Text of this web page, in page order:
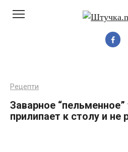
Рецепти
Заварное “пельменное”
прилипает к столу и не